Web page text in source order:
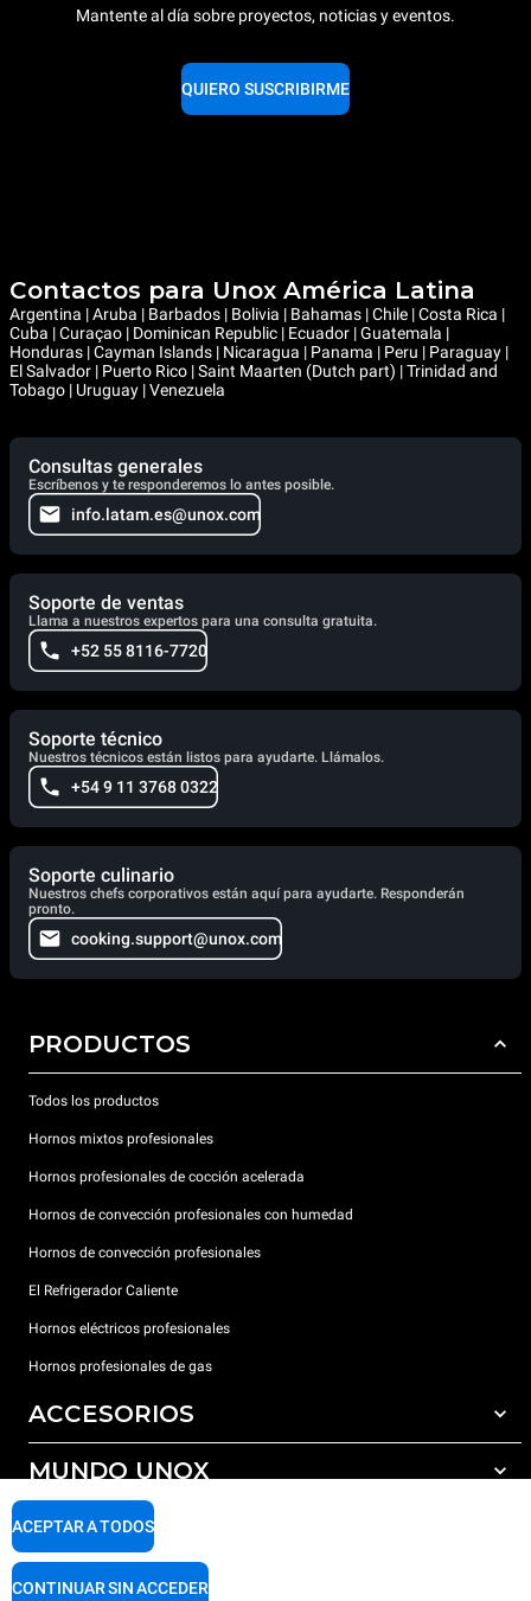
Mantente al día sobre proyectos, noticias y eventos.
QUIERO SUSCRIBIRME
Contactos para Unox América Latina
Argentina | Aruba | Barbados | Bolivia | Bahamas | Chile | Costa Rica |
Cuba | Curaçao | Dominican Republic | Ecuador | Guatemala |
Honduras | Cayman Islands | Nicaragua | Panama | Peru | Paraguay |
El Salvador | Puerto Rico | Saint Maarten (Dutch part) | Trinidad and
Tobago | Uruguay | Venezuela
Consultas generales
Escríbenos y te responderemos lo antes posible.
info.latam.es@unox.com
Soporte de ventas
Llama a nuestros expertos para una consulta gratuita.
+52 55 8116-7720
Soporte técnico
Nuestros técnicos están listos para ayudarte. Llámalos.
+54 9 11 3768 0322
Soporte culinario
Nuestros chefs corporativos están aquí para ayudarte. Responderán
pronto.
cooking.support@unox.com
PRODUCTOS
Todos los productos
Hornos mixtos profesionales
Hornos profesionales de cocción acelerada
Hornos de convección profesionales con humedad
Hornos de convección profesionales
El Refrigerador Caliente
Hornos eléctricos profesionales
Hornos profesionales de gas
ACCESORIOS
Todos los accesorios
Detergentes para lavado automático
Detergentes para lavado manual
Tratamiento de agua con filtros de resina
MUNDO UNOX
Nuestras sedes en el mundo
SOPORTE
Garantía Unox
ACEPTAR A TODOS
CONTINUAR SIN ACCEDER